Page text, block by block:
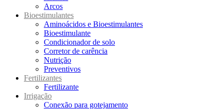
Arcos
Bioestimulantes
Aminoácidos e Bioestimulantes
Bioestimulante
Condicionador de solo
Corretor de carência
Nutrição
Preventivos
Fertilizantes
Fertilizante
Irrigação
Conexão para gotejamento